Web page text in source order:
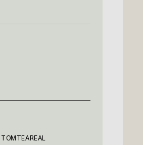
TOMTEAREAL